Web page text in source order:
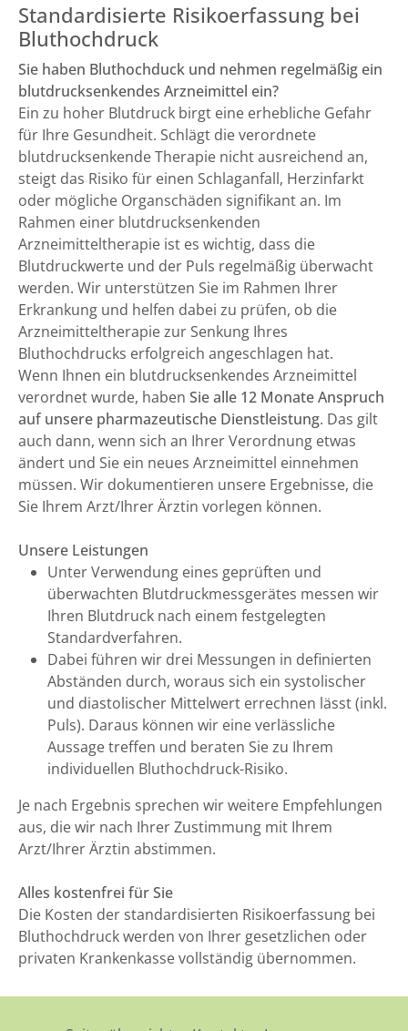
Standardisierte Risikoerfassung bei
Bluthochdruck
Sie haben Bluthochduck und nehmen regelmäßig ein
blutdrucksenkendes Arzneimittel ein?
Ein zu hoher Blutdruck birgt eine erhebliche Gefahr
für Ihre Gesundheit. Schlägt die verordnete
blutdrucksenkende Therapie nicht ausreichend an,
steigt das Risiko für einen Schlaganfall, Herzinfarkt
oder mögliche Organschäden signifikant an. Im
Rahmen einer blutdrucksenkenden
Arzneimitteltherapie ist es wichtig, dass die
Blutdruckwerte und der Puls regelmäßig überwacht
werden. Wir unterstützen Sie im Rahmen Ihrer
Erkrankung und helfen dabei zu prüfen, ob die
Arzneimitteltherapie zur Senkung Ihres
Bluthochdrucks erfolgreich angeschlagen hat.
Wenn Ihnen ein blutdrucksenkendes Arzneimittel
verordnet wurde, haben Sie alle 12 Monate Anspruch
auf unsere pharmazeutische Dienstleistung. Das gilt
auch dann, wenn sich an Ihrer Verordnung etwas
ändert und Sie ein neues Arzneimittel einnehmen
müssen. Wir dokumentieren unsere Ergebnisse, die
Sie Ihrem Arzt/Ihrer Ärztin vorlegen können.
Unsere Leistungen
Unter Verwendung eines geprüften und
überwachten Blutdruckmessgerätes messen wir
Ihren Blutdruck nach einem festgelegten
Standardverfahren.
Dabei führen wir drei Messungen in definierten
Abständen durch, woraus sich ein systolischer
und diastolischer Mittelwert errechnen lässt (inkl.
Puls). Daraus können wir eine verlässliche
Aussage treffen und beraten Sie zu Ihrem
individuellen Bluthochdruck-Risiko.
Je nach Ergebnis sprechen wir weitere Empfehlungen
aus, die wir nach Ihrer Zustimmung mit Ihrem
Arzt/Ihrer Ärztin abstimmen.
Alles kostenfrei für Sie
Die Kosten der standardisierten Risikoerfassung bei
Bluthochdruck werden von Ihrer gesetzlichen oder
privaten Krankenkasse vollständig übernommen.